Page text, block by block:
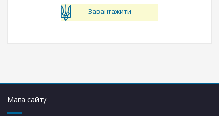
Завантажити
Мапа сайту